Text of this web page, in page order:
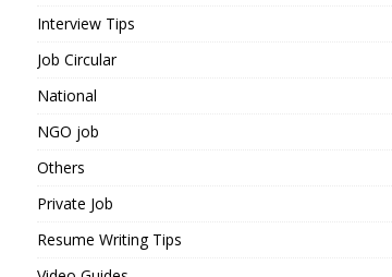
Interview Tips
Job Circular
National
NGO job
Others
Private Job
Resume Writing Tips